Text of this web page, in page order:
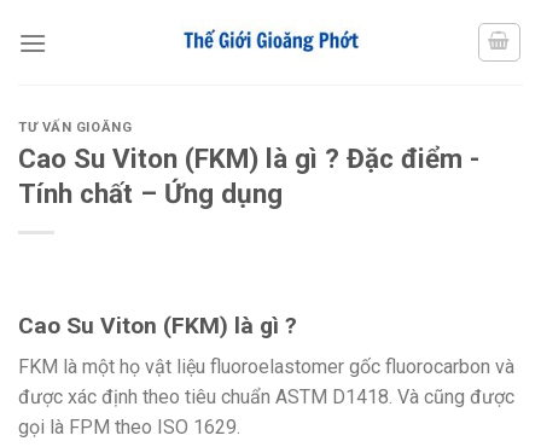
đến
TƯ VẤN GIOĂNG
Cao Su Viton (FKM) là gì ? Đặc điểm -
Tính chất – Ứng dụng
Cao Su Viton (FKM) là gì ?
FKM là một họ vật liệu fluoroelastomer gốc fluorocarbon và
được xác định theo tiêu chuẩn ASTM D1418. Và cũng được
gọi là FPM theo ISO 1629.